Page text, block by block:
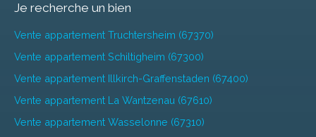
Je recherche un bien
Vente appartement Truchtersheim (67370)
Vente appartement Schiltigheim (67300)
Vente appartement Illkirch-Graffenstaden (67400)
Vente appartement La Wantzenau (67610)
Vente appartement Wasselonne (67310)